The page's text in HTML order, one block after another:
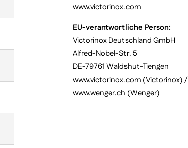
www.victorinox.com
EU-verantwortliche Person:
Victorinox Deutschland GmbH
Alfred-Nobel-Str. 5
DE-79761 Waldshut-Tiengen
www.victorinox.com (Victorinox) /
www.wenger.ch (Wenger)